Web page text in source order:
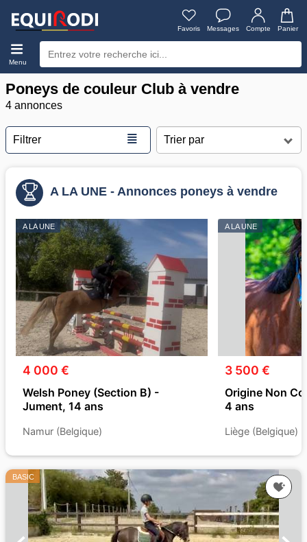
Favoris Messages Compte Panier
Menu
Poneys de couleur Club à vendre
4 annonces
Filtrer ≣
A LA UNE - Annonces poneys à vendre
A LA UNE
4 000 €
Welsh Poney (Section B) -
Jument, 14 ans
Namur (Belgique)
A LA UNE
3 500 €
Origine Non
4 ans
Liège (Belgique)
BASIC